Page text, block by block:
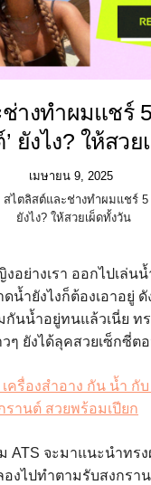
างทำผมแชร์ 5
ยังไง? ให้สว
เมษายน 9, 2025
สไตลิสต์และช่างทำผมแชร์ 5
ยังไง? ให้สวยเผ็ดทั้งวัน
อย่างเรา ออกไปเล่นน้
น้ำยังไงก็ต้องเอาอยู่
กันน้ำอยู่ทนแล้วเนี่ย ท
ๆ ยังได้ลุคสวยเซ็กซี่ต
ครื่องสำอาง กัน น้ำ กั
านต์ สวยพร้อมเปียก
ATS จะมาแนะนำทรง
องไปทำตามรับสงกรา